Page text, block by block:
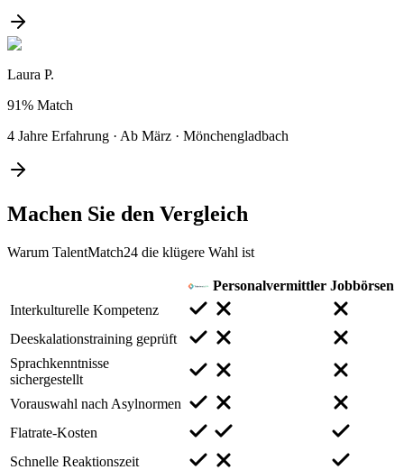
Laura P.
91% Match
4 Jahre Erfahrung · Ab März · Mönchengladbach
Machen Sie den Vergleich
Warum TalentMatch24 die klügere Wahl ist
Personalvermittler Jobbörsen
Interkulturelle Kompetenz
Deeskalationstraining geprüft
Sprachkenntnisse
sichergestellt
Vorauswahl nach Asylnormen
Flatrate-Kosten
Schnelle Reaktionszeit